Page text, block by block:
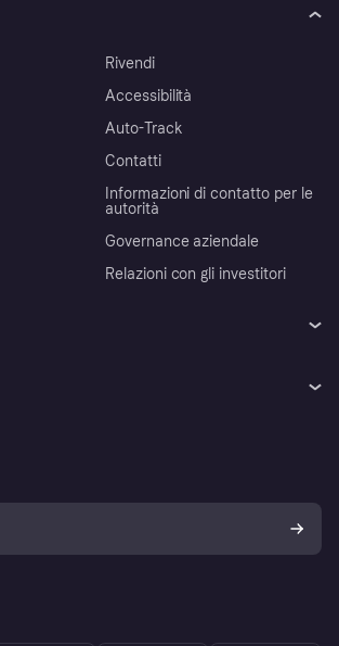
Rivendi
Accessibilità
Auto-Track
Contatti
Informazioni di contatto per le
autorità
Governance aziendale
Relazioni con gli investitori